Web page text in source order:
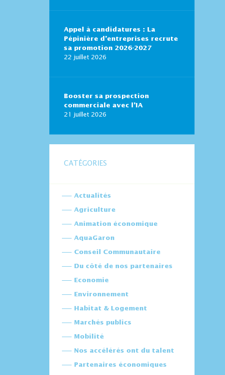
Appel à candidatures : La
Pépinière d’entreprises recrute
sa promotion 2026-2027
22 juillet 2026
Booster sa prospection
commerciale avec l’IA
21 juillet 2026
CATÉGORIES
Actualités
Agriculture
Animation économique
AquaGaron
Conseil Communautaire
Du côté de nos partenaires
Economie
Environnement
Habitat & Logement
Marchés publics
Mobilité
Nos accélérés ont du talent
Partenaires économiques